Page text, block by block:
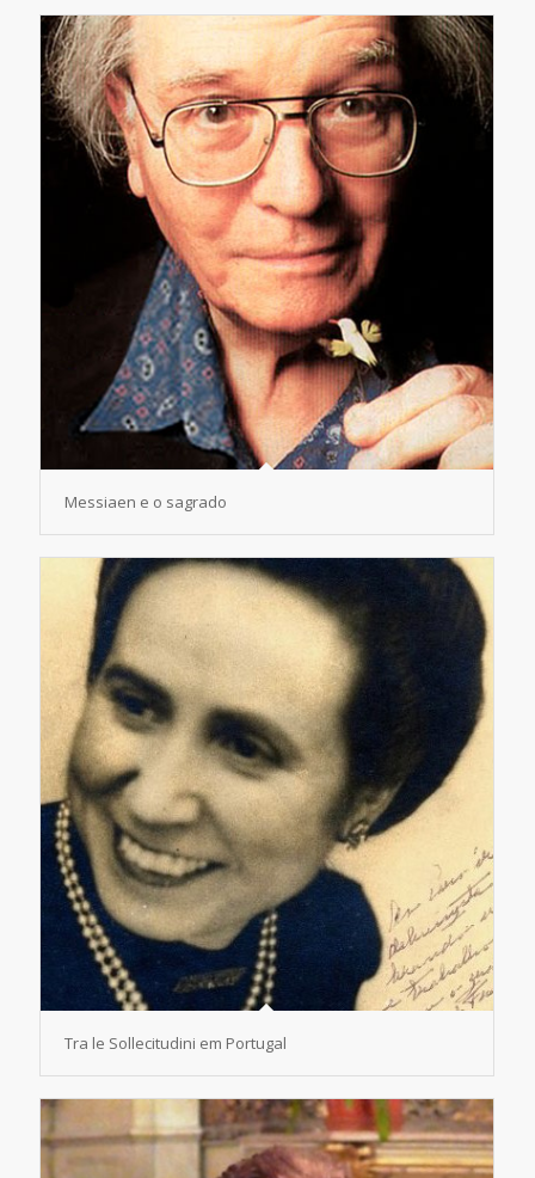
Messiaen e o sagrado
Tra le Sollecitudini em Portugal